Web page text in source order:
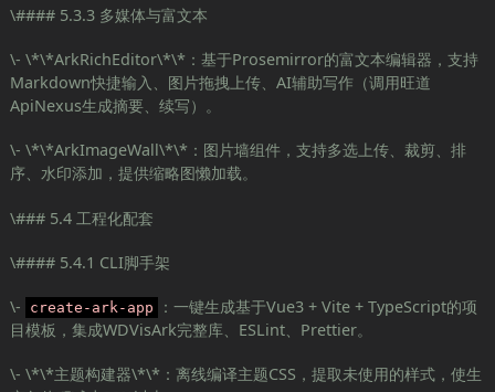
\#### 5.3.3 多媒体与富文本
\- \*\*ArkRichEditor\*\*：基于Prosemirror的富文本编辑器，支持
Markdown快捷输入、图片拖拽上传、AI辅助写作（调用旺道
ApiNexus生成摘要、续写）。
\- \*\*ArkImageWall\*\*：图片墙组件，支持多选上传、裁剪、排
序、水印添加，提供缩略图懒加载。
\### 5.4 工程化配套
\#### 5.4.1 CLI脚手架
\- create-ark-app
：一键生成基于Vue3 + Vite + TypeScript的项
目模板，集成WDVisArk完整库、ESLint、Prettier。
\- \*\*主题构建器\*\*：离线编译主题CSS，提取未使用的样式，使生